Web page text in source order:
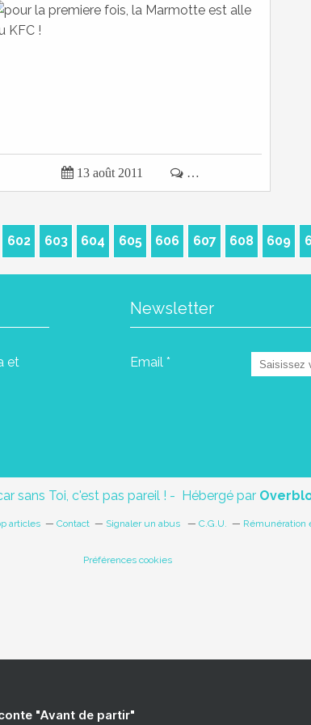
 13 août 2011  …
602 603 604 605 606 607 608 609
et
Newsletter
Email
sans Toi, c'est pas pareil ! - Hébergé par
articles Contact Signaler un abus C.G.U. Rémunération
Préférences cookies
"Avant de partir"